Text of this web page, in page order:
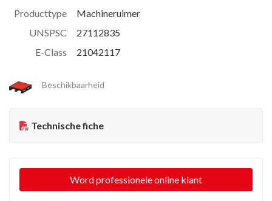
Producttype
Machineruimer
UNSPSC
27112835
E-Class
21042117
Beschikbaarheid
Technische fiche
Word professionele online klant